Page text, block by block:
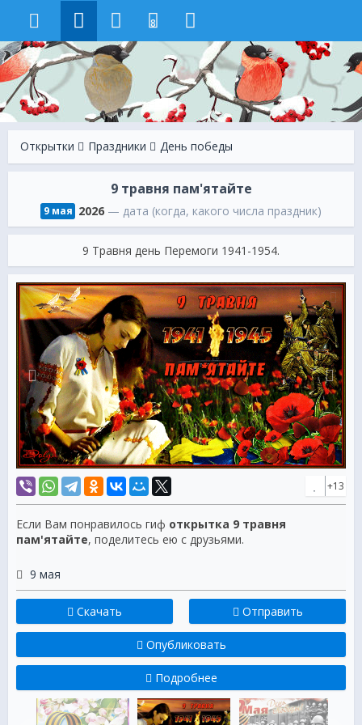
8
Открытки Праздники День победы
9 травня пам'ятайте
9 мая 2026 — дата (когда, какого числа праздник)
9 Травня день Перемоги 1941-1954.
+13
Если Вам понравилось гиф открытка 9 травня
пам'ятайте, поделитесь ею с друзьями.
9 мая
Скачать Отправить
Опубликовать
Подробнее